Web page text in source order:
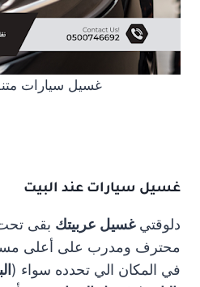
غسيل سيارات
غسيل سيارات عند البيت
دلوقتيغسيل عربيتك بقى تحت
محترف ومدرب على أعلى
في المكان الي تحدده سواء (